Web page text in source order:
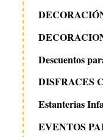
Descuentos
DISFRACES
Estanterias
EVENTOS